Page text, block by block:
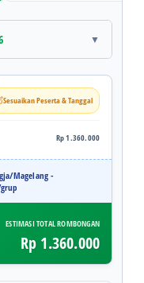
Sesuaikan Peserta & Tanggal
Rp 1.360.000
Magelang -
ESTIMASI TOTAL ROMBONGAN
Rp 1.360.000